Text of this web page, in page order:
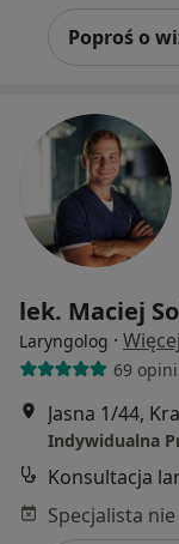
Poproś o
lek. Maciej
Laryngolog · Więcej
69
Jasna 1/44,
Indywidualna
Konsultacja